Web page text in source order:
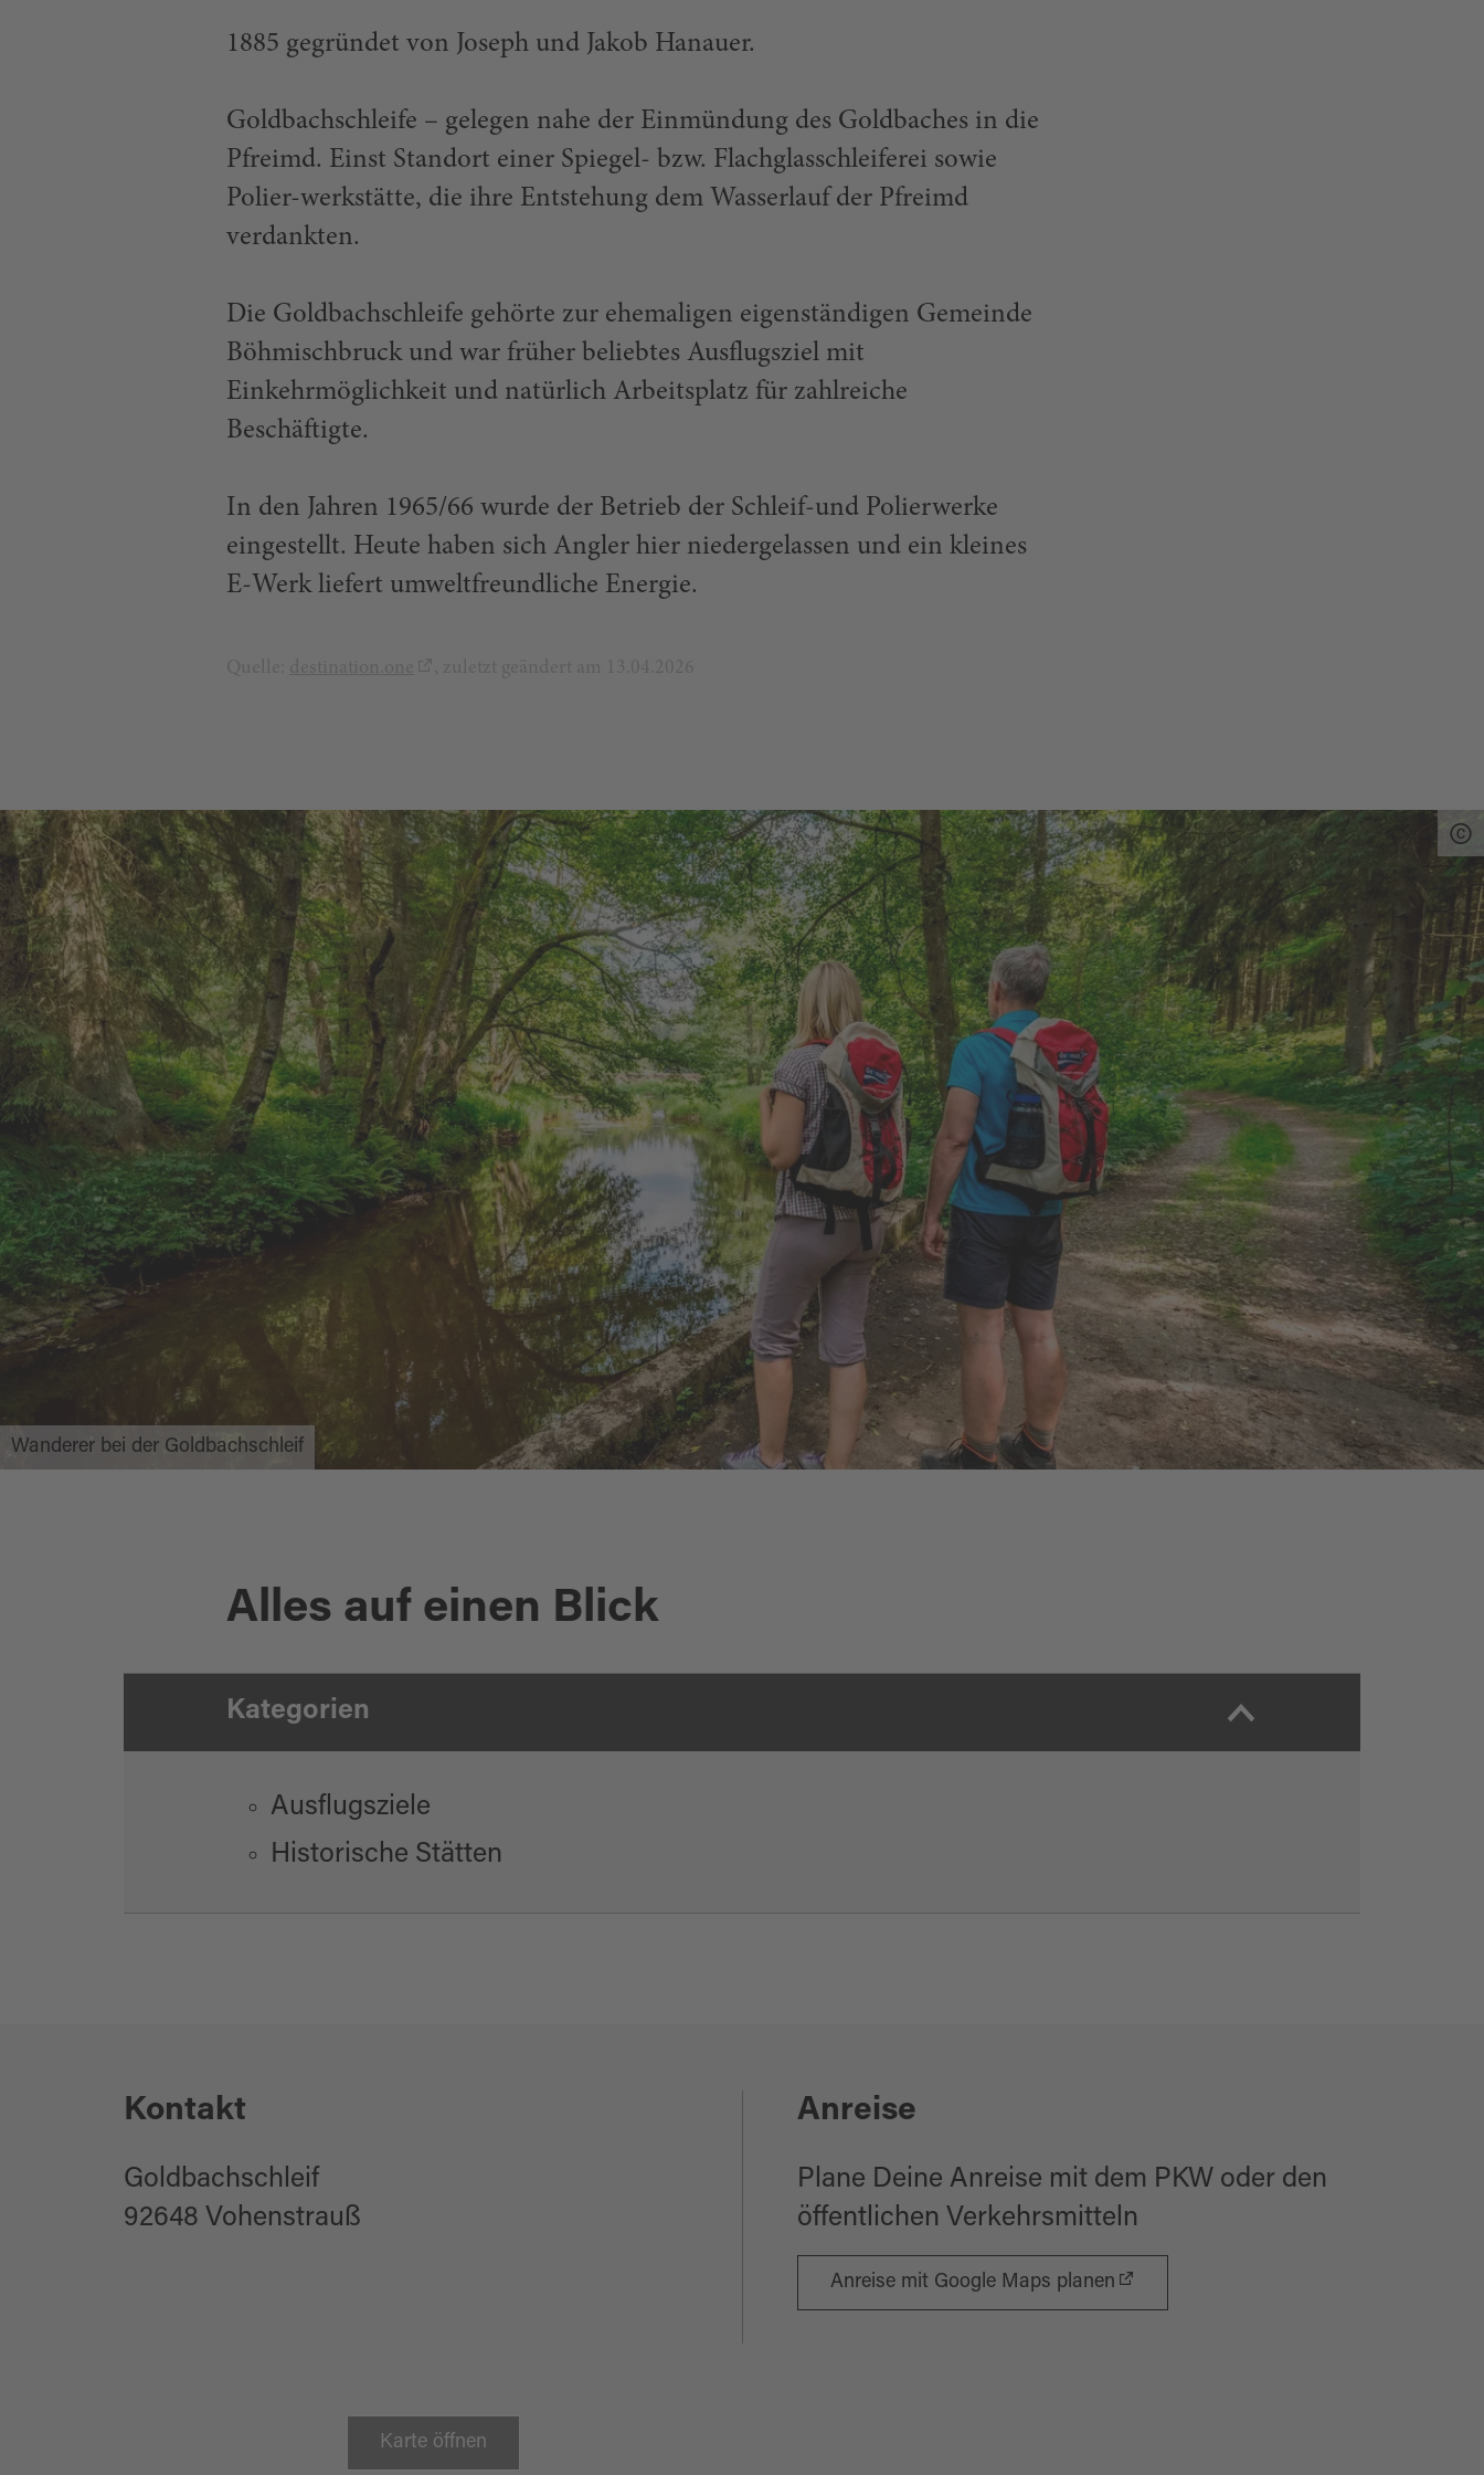
1885 gegründet von Joseph und Jakob Hanauer.
Goldbachschleife – gelegen nahe der Einmündung des Goldbaches in die
Pfreimd. Einst Standort einer Spiegel- bzw. Flachglasschleiferei sowie
Polier-werkstätte, die ihre Entstehung dem Wasserlauf der Pfreimd
verdankten.
Die Goldbachschleife gehörte zur ehemaligen eigenständigen Gemeinde
Böhmischbruck und war früher beliebtes Ausflugsziel mit
Einkehrmöglichkeit und natürlich Arbeitsplatz für zahlreiche
Beschäftigte.
In den Jahren 1965/66 wurde der Betrieb der Schleif-und Polierwerke
eingestellt. Heute haben sich Angler hier niedergelassen und ein kleines
E-Werk liefert umweltfreundliche Energie.
Wanderer bei der Goldbachschleif
Alles auf einen Blick
Kategorien
Ausflugsziele
Historische Stätten
Kontakt
Goldbachschleif
92648 Vohenstrauß
Anreise
Plane Deine Anreise mit dem PKW oder den
öffentlichen Verkehrsmitteln
Anreise mit Google Maps planen
Karte öffnen